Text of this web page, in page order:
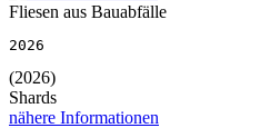
Fliesen aus Bauabfälle
2026
(2026)
Shards
nähere Informationen